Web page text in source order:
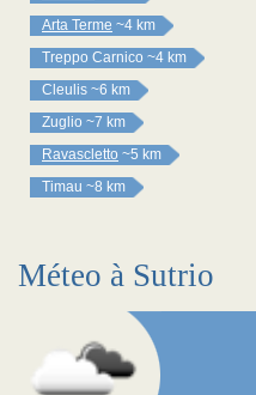
Arta Terme ~4 km
Treppo Carnico ~4 km
Cleulis ~6 km
Zuglio ~7 km
Ravascletto ~5 km
Timau ~8 km
Méteo à Sutrio